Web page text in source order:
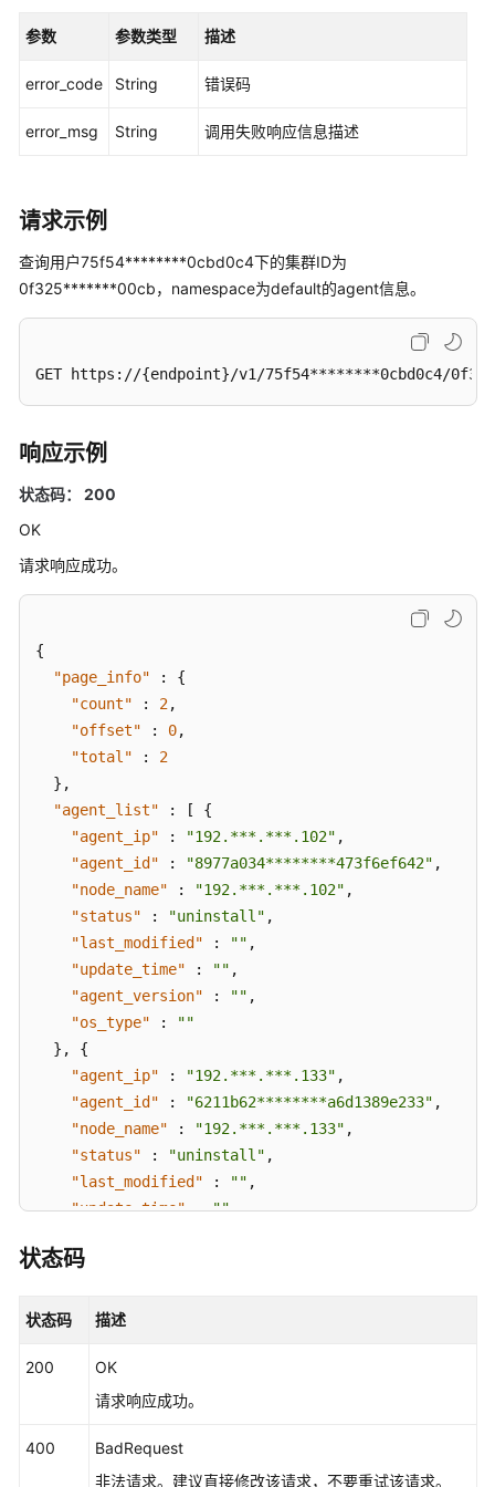
概
调
用
API
控
（v1）
监
弹
日
志
事
告
警
Agent
信
息
应
用
发
现
规
则
录
订
记
参数 参数类型 描述
error_code String 错误码
error_msg String 调用失败响应信息描述
请求示例
查询用户75f54********0cbd0c4下的集群ID为
0f325*******00cb，namespace为default的agent信息。
GET https://{endpoint}/v1/75f54********0cbd0c4/
响应示例
状态码： 200
OK
请求响应成功。
{
"page_info"
:
{
"count"
: 2,
"offset"
: 0,
"total"
:
2
} ,
"agent_list"
: [
{
"agent_ip"
: "192.***.***.102" ,
"agent_id"
: "8977a034********473f6ef642" ,
"node_name"
: "192.***.***.102" ,
"status"
: "uninstall" ,
"last_modified"
: "" ,
"update_time"
: "" ,
"agent_version"
: "" ,
"os_type"
:
""
} ,
{
"agent_ip"
: "192.***.***.133" ,
"agent_id"
: "6211b62********a6d1389e233" ,
"node_name"
: "192.***.***.133" ,
"status"
: "uninstall" ,
"last_modified"
: "" ,
"update_time" : "",
"os_type"
}
状态码
状态码 描述
200
OK
请求响应成功。
400
BadRequest
非法请求。建议直接修改该请求，不要重试该请求。